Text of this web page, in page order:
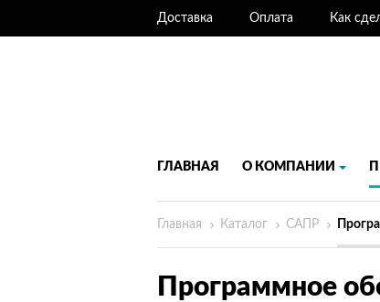
Доставка Оплата Как
ГЛАВНАЯ О КОМПАНИИ
Главная Каталог САПР
Программное